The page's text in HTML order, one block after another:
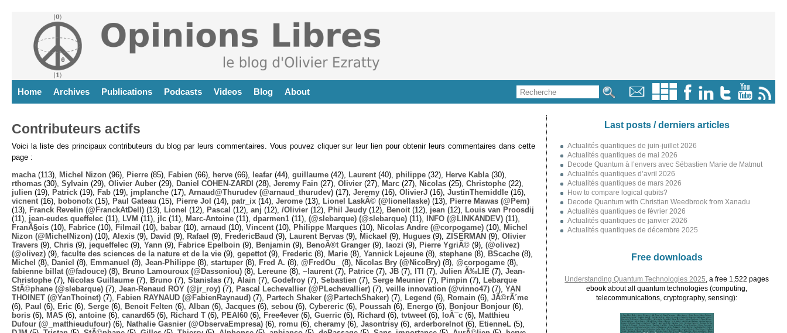
Home Archives Publications Podcasts Videos Blog About
Contributeurs actifs
Voici la liste des principaux contributeurs du blog par leurs commentaires. Vous pouvez cliquer sur leur lien pour obtenir leurs commentaires dans cette
page :
macha (113), Michel Nizon (96), Pierre (85), Fabien (66), herve (66), leafar (44), guillaume (42), Laurent (40), philippe (32), Herve Kabla (30),
rthomas (30), Sylvain (29), Olivier Auber (29), Daniel COHEN-ZARDI (28), Jeremy Fain (27), Olivier (27), Marc (27), Nicolas (25), Christophe (22),
julien (19), Patrick (19), Fab (19), jmplanche (17), Arnaud@Thurudev (@arnaud_thurudev) (17), Jeremy (16), OlivierJ (16), JustinThemiddle (16),
vicnent (16), bobonofx (15), Paul Gateau (15), Pierre Jol (14), patr_ix (14), Jerome (13), Lionel LaskÃ© (@lionellaske) (13),
Pierre Mawas (@Pem)
(13),
Franck Revelin (@FranckAtDell) (13), Lionel (12), Pascal (12), anj (12), /Olivier (12), Phil Jeudy (12), Benoit (12), jean (12),
Louis van Proosdij
(11), jean-eudes queffelec (11), LVM (11), jlc (11), Marc-Antoine (11), dparmen1 (11), (@slebarque) (@slebarque) (11), INFO (@LINKANDEV) (11),
FranÃ§ois (10), Fabrice (10), Filmail (10), babar (10), arnaud (10), Vincent (10), Philippe Marques (10), Nicolas Andre (@corpogame) (10),
Michel
Nizon (@MichelNizon) (10), Alexis (9), David (9), Rafael (9), FredericBaud (9), Laurent Bervas (9), Mickael (9), Hugues (9), ZISERMAN (9), Olivier
Travers (9), Chris (9), jequeffelec (9), Yann (9), Fabrice Epelboin (9), Benjamin (9), BenoÃ®t Granger (9), laozi (9), Pierre YgriÃ© (9), (@olivez)
(@olivez) (9), faculte des sciences de la nature et de la vie (9), gepettot (9), Frederic (8), Marie (8), Yannick Lejeune (8), stephane (8), BScache (8),
Michel (8), Daniel (8), Emmanuel (8), Jean-Philippe (8), startuper (8), Fred A. (8), @FredOu_ (8), Nicolas Bry (@NicoBry) (8), @corpogame (8),
fabienne billat (@fadouce) (8), Bruno Lamouroux (@Dassoniou) (8), Lereune (8), ~laurent (7), Patrice (7), JB (7), ITI (7), Julien Ã‰LIE (7), Jean-
Christophe (7), Nicolas Guillaume (7), Bruno (7), Stanislas (7), Alain (7), Godefroy (7), Sebastien (7), Serge Meunier (7), Pimpin (7),
Lebarque
StÃ©phane (@slebarque) (7), Jean-Renaud ROY (@jr_roy) (7), Pascal Lechevallier (@PLechevallier) (7), veille innovation (@vinno47) (7), YAN
THOINET (@YanThoinet) (7), Fabien RAYNAUD (@FabienRaynaud) (7), Partech Shaker (@PartechShaker) (7), Legend (6), Romain (6), JÃ©rÃ´me
(6),
Paul (6), Eric (6), Serge (6), Benoit Felten (6), Alban (6), Jacques (6), sebou (6), Cybereric (6), Poussah (6), Energo (6), Bonjour Bonjour (6),
boris (6), MAS (6), antoine (6), canard65 (6), Richard T (6), PEAI60 (6), Free4ever (6), Guerric (6), Richard (6), tvtweet (6), loÃ¯c (6),
Matthieu
Dufour (@_matthieudufour) (6), Nathalie Gasnier (@ObservaEmpresa) (6), romu (6), cheramy (6), Jasontrisy (6), arderborelnot (6), EtienneL (5),
Last posts / derniers articles
Actualités quantiques de juin-juillet 2026
Actualités quantiques de mai 2026
Decode Quantum à l’envers avec Sébastien Marie de Matmut
Actualités quantiques d’avril 2026
Actualités quantiques de mars 2026
How to compare logical qubits?
Decode Quantum with Christian Weedbrook from Xanadu
Actualités quantiques de février 2026
Actualités quantiques de janvier 2026
Actualités quantiques de décembre 2025
Free downloads
Understanding Quantum Technologies 2025 , a free 1,522 pages
ebook about all quantum technologies (computing,
telecommunications, cryptography, sensing):